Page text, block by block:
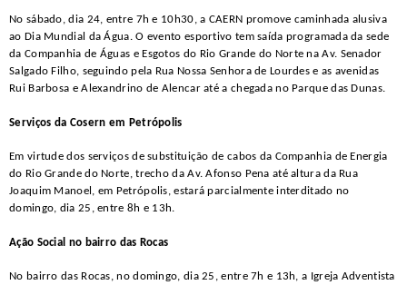
No sábado, dia 24, entre 7h e 10h30, a CAERN promove caminhada alusiva
ao Dia Mundial da Água. O evento esportivo tem saída programada da sede
da Companhia de Águas e Esgotos do Rio Grande do Norte na Av. Senador
Salgado Filho, seguindo pela Rua Nossa Senhora de Lourdes e as avenidas
Rui Barbosa e Alexandrino de Alencar até a chegada no Parque das Dunas.
Serviços da Cosern em Petrópolis
Em virtude dos serviços de substituição de cabos da Companhia de Energia
do Rio Grande do Norte, trecho da Av. Afonso Pena até altura da Rua
Joaquim Manoel, em Petrópolis, estará parcialmente interditado no
domingo, dia 25, entre 8h e 13h.
Ação Social no bairro das Rocas
No bairro das Rocas, no domingo, dia 25, entre 7h e 13h, a Igreja Adventista